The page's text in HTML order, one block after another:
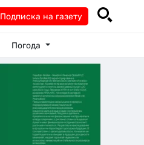
Подписка на газету
Погода